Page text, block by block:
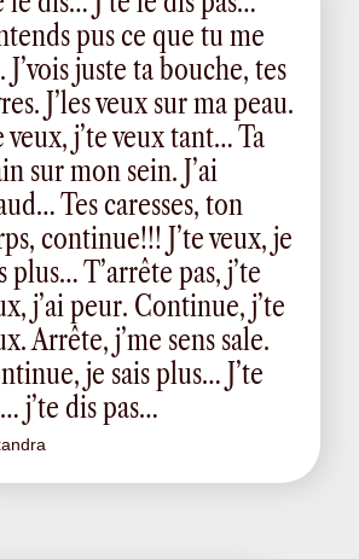
pus ce que tu me
J’vois juste ta bouche, tes
J’les veux sur ma peau.
veux, j’te veux tant… Ta
sur mon sein. J’ai
Tes caresses, ton
continue!!! J’te veux, je
plus… T’arrête pas, j’te
j’ai peur. Continue, j’te
Arrête, j’me sens sale.
je sais plus… J’te
j’te dis pas…